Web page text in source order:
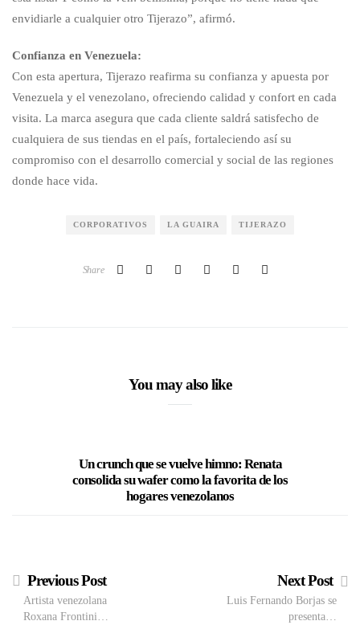
envidiarle a cualquier otro Tijerazo”, afirmó.
Confianza en Venezuela:
Con esta apertura, Tijerazo reafirma su confianza y apuesta por
Venezuela y el venezolano, ofreciendo calidad y confort en cada
visita. La marca asegura que cada cliente saldrá satisfecho de
cualquiera de sus tiendas en el país, fortaleciendo así su
compromiso con el desarrollo comercial y social de las regiones
donde hace vida.
CORPORATIVOS LA GUAIRA TIJERAZO
Share
You may also like
Un crunch que se vuelve himno: Renata
consolida su wafer como la favorita de los
hogares venezolanos
Previous Post
Artista venezolana
Roxana Frontini…
Next Post
Luis Fernando Borjas se
presenta…